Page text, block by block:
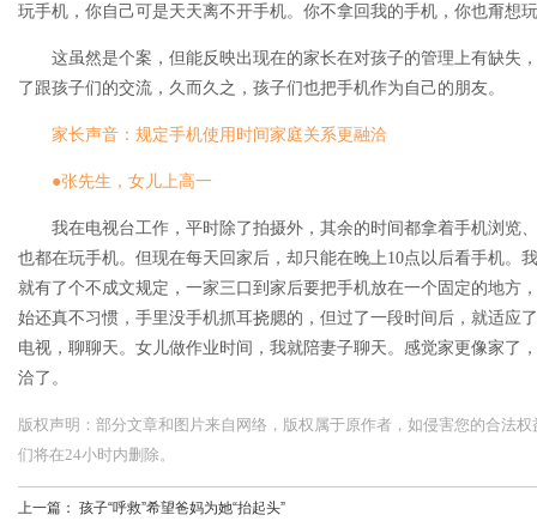
玩手机，你自己可是天天离不开手机。你不拿回我的手机，你也甭想
这虽然是个案，但能反映出现在的家长在对孩子的管理上有缺失
了跟孩子们的交流，久而久之，孩子们也把手机作为自己的朋友。
家长声音：规定手机使用时间家庭关系更融洽
●张先生，女儿上高一
我在电视台工作，平时除了拍摄外，其余的时间都拿着手机浏览
也都在玩手机。但现在每天回家后，却只能在晚上10点以后看手机。
就有了个不成文规定，一家三口到家后要把手机放在一个固定的地方
始还真不习惯，手里没手机抓耳挠腮的，但过了一段时间后，就适应
电视，聊聊天。女儿做作业时间，我就陪妻子聊天。感觉家更像家了
洽了。
版权声明：部分文章和图片来自网络，版权属于原作者，如侵害您的合法
们将在24小时内删除。
上一篇： 孩子“呼救”希望爸妈为她“抬起头”